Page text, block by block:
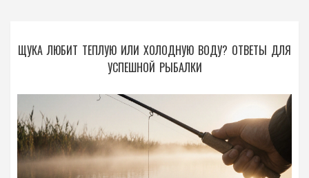
ЩУКА ЛЮБИТ ТЕПЛУЮ ИЛИ ХОЛОДНУЮ ВОДУ? ОТВЕТЫ ДЛЯ
УСПЕШНОЙ РЫБАЛКИ